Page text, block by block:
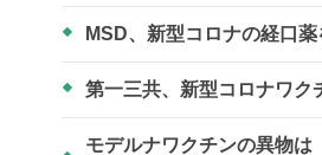
MSD、新型コロナの経口
第一三共、新型コロナワク
モデルナワクチンの異物